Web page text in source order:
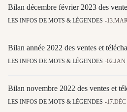
Bilan décembre février 2023 des
LES INFOS DE MOTS & LÉGENDES
Bilan année 2022 des ventes et
LES INFOS DE MOTS & LÉGENDES 02.JAN
Bilan novembre 2022 des ventes et
LES INFOS DE MOTS & LÉGENDES 17.DÉC